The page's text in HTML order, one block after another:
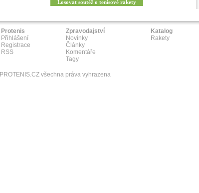
Losovat soutěž o tenisové rakety
Protenis
Přihlášení
Registrace
RSS
Zpravodajství
Novinky
Články
Komentáře
Tagy
Katalog
Rakety
PROTENIS.CZ všechna práva vyhrazena